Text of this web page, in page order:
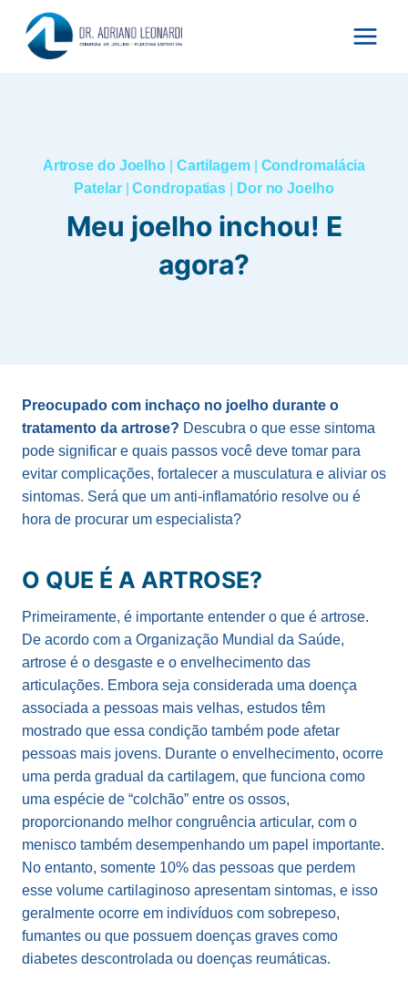
para
Artrose do Joelho Cartilagem| Condromalácia
Patelar|Condropatias Dor no Joelho
Meu joelho inchou! E
agora?
Preocupado com inchaço no joelho durante o
tratamento da artrose? Descubra o que esse sintoma
pode significar e quais passos você deve tomar para
evitar complicações, fortalecer a musculatura e aliviar os
sintomas. Será que um anti-inflamatório resolve ou é
hora de procurar um especialista?
O QUE É A ARTROSE?
Primeiramente, é importante entender o que é artrose.
De acordo com a Organização Mundial da Saúde,
artrose é o desgaste e o envelhecimento das
articulações. Embora seja considerada uma doença
associada a pessoas mais velhas, estudos têm
mostrado que essa condição também pode afetar
pessoas mais jovens. Durante o envelhecimento, ocorre
uma perda gradual da cartilagem, que funciona como
uma espécie de “colchão” entre os ossos,
proporcionando melhor congruência articular, com o
menisco também desempenhando um papel importante.
No entanto, somente 10% das pessoas que perdem
esse volume cartilaginoso apresentam sintomas, e isso
geralmente ocorre em indivíduos com sobrepeso,
fumantes ou que possuem doenças graves como
diabetes descontrolada ou doenças reumáticas.